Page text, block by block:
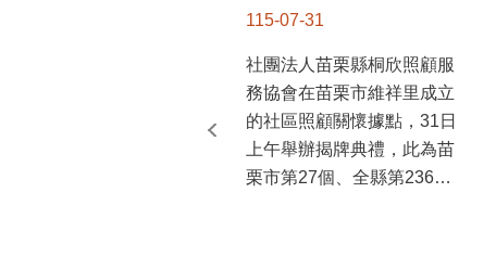
115-07-31
社團法人苗栗縣桐欣照顧服
務協會在苗栗市維祥里成立
的社區照顧關懷據點，31日
上午舉辦揭牌典禮，此為苗
栗市第27個、全縣第236處